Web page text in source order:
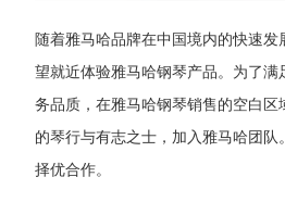
随着雅马哈品牌在中国境内的快速
望就近体验雅马哈钢琴产品。为了
务品质，在雅马哈钢琴销售的空白
的琴行与有志之士，加入雅马哈团队
择优合作。